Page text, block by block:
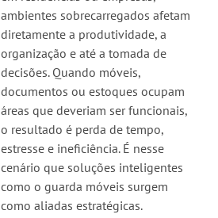
ambientes sobrecarregados afetam
diretamente a produtividade, a
organização e até a tomada de
decisões. Quando móveis,
documentos ou estoques ocupam
áreas que deveriam ser funcionais,
o resultado é perda de tempo,
estresse e ineficiência. É nesse
cenário que soluções inteligentes
como o guarda móveis surgem
como aliadas estratégicas.